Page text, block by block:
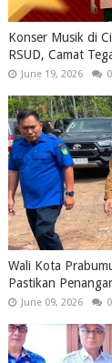
Konser Musik di
RSUD, Camat
June 19, 2026 0
Wali Kota
Pastikan
June 09, 2026 0